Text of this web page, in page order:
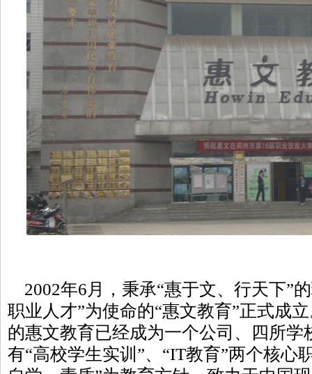
2002年6月，秉承“惠于文、行天下”
职业人才”为使命的“惠文教育”正式成
的惠文教育已经成为一个公司、四所学
有“高校学生实训”、“IT教育”两个核心